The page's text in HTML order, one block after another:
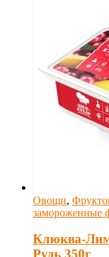
Овощи,
замороженные
Клюква-
Рудь 350г